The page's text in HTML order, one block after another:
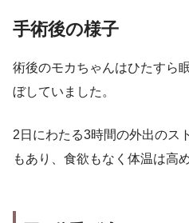
手術後の様子
術後のモカちゃんはひたすら
ぼしていました。
2日にわたる3時間の外出のス
もあり、食欲もなく体温は高